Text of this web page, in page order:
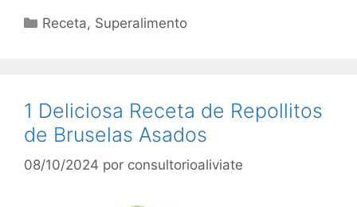
Categorías
Receta, Superalimento
1 Deliciosa Receta de Repollitos
de Bruselas Asados
08/10/2024 por consultorioaliviate